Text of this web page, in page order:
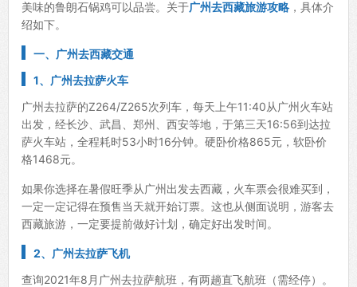
美味的鲁朗石锅鸡可以品尝。关于广州去西藏旅游攻略 ，具体介
绍如下。
一、广州去西藏交通
1、广州去拉萨火车
广州去拉萨的Z264/Z265次列车，每天上午11:40从广州火车站
出发，经长沙、武昌、郑州、西安等地，于第三天16:56到达拉
萨火车站，全程耗时53小时16分钟。硬卧价格865元，软卧价
格1468元。
如果你选择在暑假旺季从广州出发去西藏，火车票会很难买到，
一定一定记得在预售当天就开始订票。这也从侧面说明，游客去
西藏旅游，一定要提前做好计划，确定好出发时间。
2、广州去拉萨飞机
查询2021年8月广州去拉萨航班，有两趟直飞航班（需经停）。